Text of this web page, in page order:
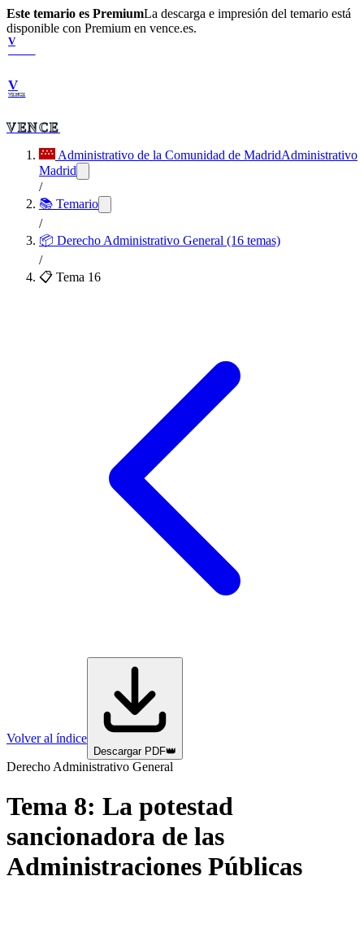
Este temario es PremiumLa descarga e impresión del temario está
disponible con Premium en vence.es.
V
V
VENCE
VENCE
Administrativo de la Comunidad de MadridAdministrativo
Madrid
/
📚 Temario
/
📦 Derecho Administrativo General (16 temas)
/
📋 Tema 16
Volver al índice
Descargar PDF👑
Derecho Administrativo General
Tema 8: La potestad
sancionadora de las
Administraciones Públicas